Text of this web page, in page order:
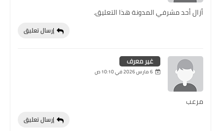
أزال أحد مشرفي المدونة هذا التعليق.
إرسال تعليق
غير معرف
6 مارس 2026 في 10:10 ص
مرعب
إرسال تعليق